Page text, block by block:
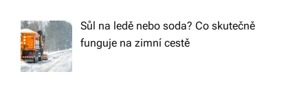
Sůl na ledě nebo soda? Co skutečně
funguje na zimní cestě